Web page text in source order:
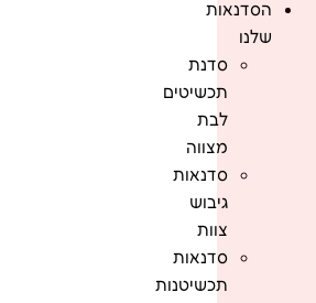
הסדנאות
שלנו
סדנת
תכשיטים
לבת
מצווה
סדנאות
גיבוש
צוות
סדנאות
תכשיטנות